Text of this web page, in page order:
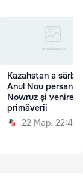
Kazahstan a
Anul Nou persan
Nowruz şi venirea
primăverii
22 Мар. 22:44